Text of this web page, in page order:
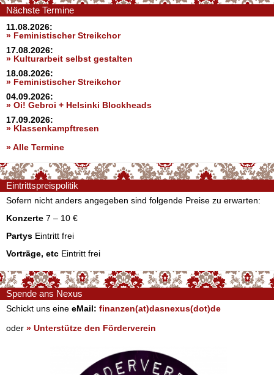
Nächste Termine
11.08.2026:
» Feministischer Streikchor
17.08.2026:
» Kulturarbeit selbst gestalten
18.08.2026:
» Feministischer Streikchor
04.09.2026:
» Oi! Gebroi + Helsinki Blockheads
17.09.2026:
» Klassenkampftresen
» Alle Termine
Eintrittspreispolitik
Sofern nicht anders angegeben sind folgende Preise zu erwarten:
Konzerte 7 – 10 €
Partys Eintritt frei
Vorträge, etc Eintritt frei
Spende ans Nexus
Schickt uns eine eMail: finanzen(at)dasnexus(dot)de
oder » Unterstütze den Förderverein